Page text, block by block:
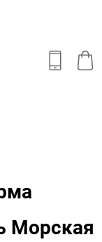
Морская